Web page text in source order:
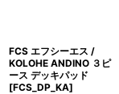
FCS エフシーエス /
KOLOHE ANDINO ３ピ
ース デッキパッド
[FCS_DP_KA]